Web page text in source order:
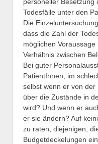
Todesfälle unter den
Die
dass die Zahl der
möglichen
Verhältnis zwischen
Bei guter
PatientInnen, im
selbst wenn er von
über die Zustände in
wird? Und wenn er
er sie ändern? Auf
zu raten, diejenigen,
Budgetdeckelungen